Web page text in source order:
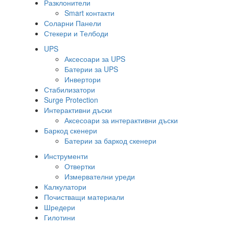
Разклонители
Smart контакти
Соларни Панели
Стекери и Телбоди
UPS
Аксесоари за UPS
Батерии за UPS
Инвертори
Стабилизатори
Surge Protection
Интерактивни дъски
Аксесоари за интерактивни дъски
Баркод скенери
Батерии за баркод скенери
Инструменти
Отвертки
Измервателни уреди
Калкулатори
Почистващи материали
Шредери
Гилотини